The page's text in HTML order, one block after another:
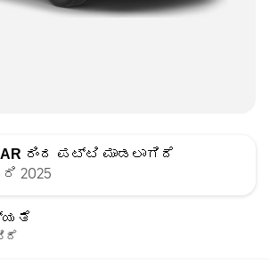
ರಿಂದ ಪಟ್ಟಿ ಮಾಡಲಾಗಿದೆ
2025